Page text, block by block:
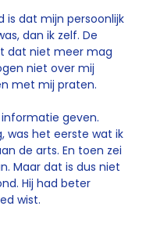
is dat mijn persoonlijk
dan ik zelf. De
dat niet meer mag
niet over mij
met mij praten.
geven.
was het eerste wat ik
de arts. En toen zei
Maar dat is dus niet
Hij had beter
wist.